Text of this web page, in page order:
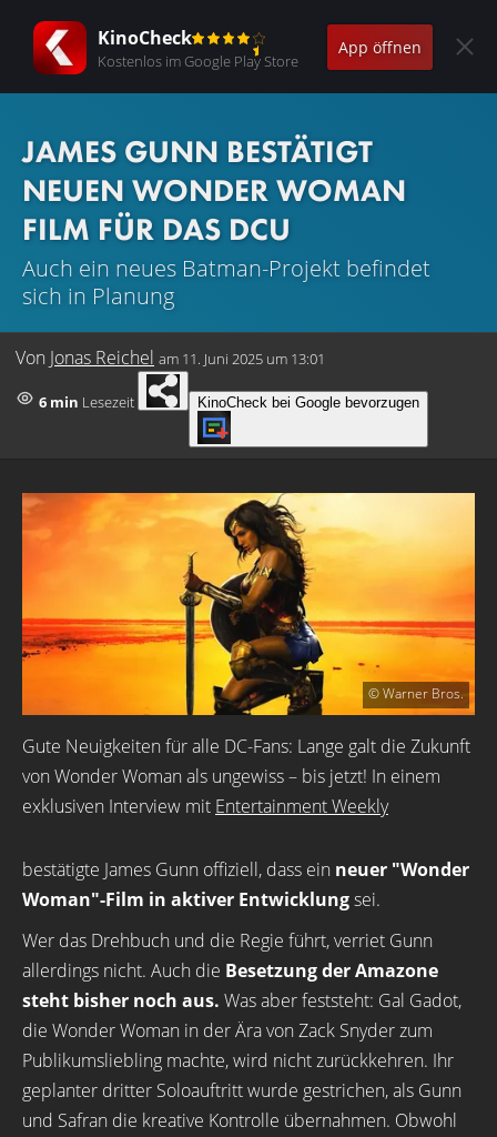
KinoCheck
Kostenlos im Google Play Store
App öffnen
JAMES GUNN BESTÄTIGT
NEUEN WONDER WOMAN
FILM FÜR DAS DCU
Auch ein neues Batman-Projekt befindet
sich in Planung
Von Jonas Reichel am 11. Juni 2025 um 13:01
6 min Lesezeit KinoCheck bei Google bevorzugen
© Warner Bros.
Gute Neuigkeiten für alle DC-Fans: Lange galt die Zukunft
von Wonder Woman als ungewiss – bis jetzt! In einem
exklusiven Interview mit Entertainment Weekly
bestätigte James Gunn offiziell, dass ein neuer "Wonder
Woman"-Film in aktiver Entwicklungsei.
Wer das Drehbuch und die Regie führt, verriet Gunn
allerdings nicht. Auch die Besetzung der Amazone
steht bisher noch aus. Was aber feststeht: Gal Gadot,
die Wonder Woman in der Ära von Zack Snyder zum
Publikumsliebling machte, wird nicht zurückkehren. Ihr
geplanter dritter Soloauftritt wurde gestrichen, als Gunn
und Safran die kreative Kontrolle übernahmen. Obwohl